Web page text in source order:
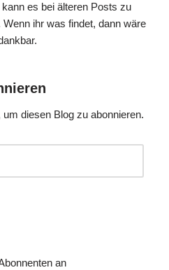
es bei älteren Posts zu
ihr was findet, dann wäre
diesen Blog zu abonnieren.
an